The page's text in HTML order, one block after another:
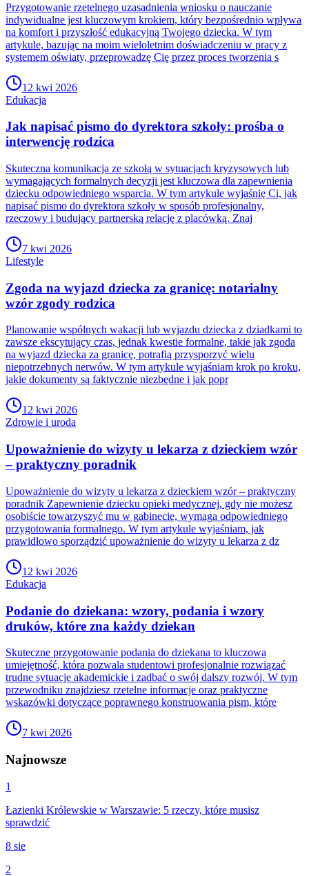
Przygotowanie rzetelnego uzasadnienia wniosku o nauczanie
indywidualne jest kluczowym krokiem, który bezpośrednio wpływa
na komfort i przyszłość edukacyjną Twojego dziecka. W tym
artykule, bazując na moim wieloletnim doświadczeniu w pracy z
systemem oświaty, przeprowadzę Cię przez proces tworzenia s
12 kwi 2026
Edukacja
Jak napisać pismo do dyrektora szkoły: prośba o
interwencję rodzica
Skuteczna komunikacja ze szkołą w sytuacjach kryzysowych lub
wymagających formalnych decyzji jest kluczowa dla zapewnienia
dziecku odpowiedniego wsparcia. W tym artykule wyjaśnię Ci, jak
napisać pismo do dyrektora szkoły w sposób profesjonalny,
rzeczowy i budujący partnerską relację z placówką. Znaj
7 kwi 2026
Lifestyle
Zgoda na wyjazd dziecka za granicę: notarialny
wzór zgody rodzica
Planowanie wspólnych wakacji lub wyjazdu dziecka z dziadkami to
zawsze ekscytujący czas, jednak kwestie formalne, takie jak zgoda
na wyjazd dziecka za granicę, potrafią przysporzyć wielu
niepotrzebnych nerwów. W tym artykule wyjaśniam krok po kroku,
jakie dokumenty są faktycznie niezbędne i jak popr
12 kwi 2026
Zdrowie i uroda
Upoważnienie do wizyty u lekarza z dzieckiem wzór
– praktyczny poradnik
Upoważnienie do wizyty u lekarza z dzieckiem wzór – praktyczny
poradnik Zapewnienie dziecku opieki medycznej, gdy nie możesz
osobiście towarzyszyć mu w gabinecie, wymaga odpowiedniego
przygotowania formalnego. W tym artykule wyjaśniam, jak
prawidłowo sporządzić upoważnienie do wizyty u lekarza z dz
12 kwi 2026
Edukacja
Podanie do dziekana: wzory, podania i wzory
druków, które zna każdy dziekan
Skuteczne przygotowanie podania do dziekana to kluczowa
umiejętność, która pozwala studentowi profesjonalnie rozwiązać
trudne sytuacje akademickie i zadbać o swój dalszy rozwój. W tym
przewodniku znajdziesz rzetelne informacje oraz praktyczne
wskazówki dotyczące poprawnego konstruowania pism, które
7 kwi 2026
Najnowsze
1
Łazienki Królewskie w Warszawie: 5 rzeczy, które musisz
sprawdzić
8 sie
2